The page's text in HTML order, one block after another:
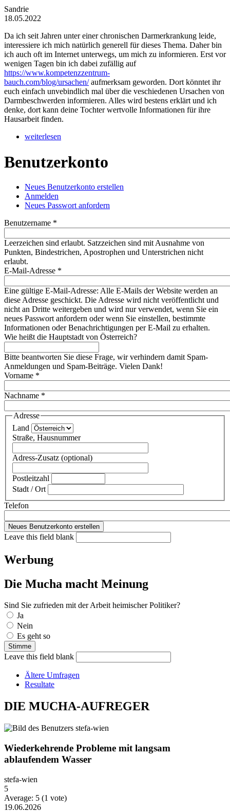
Sandrie
18.05.2022
Da ich seit Jahren unter einer chronischen Darmerkrankung leide,
interessiere ich mich natürlich generell für dieses Thema. Daher bin
ich auch oft im Internet unterwegs, um mich zu informieren. Erst vor
wenigen Tagen bin ich dabei zufällig auf
https://www.kompetenzzentrum-
bauch.com/blog/ursachen/aufmerksam geworden. Dort könntet ihr
euch einfach unvebindlich mal über die veschiedenen Ursachen von
Darmbeschwerden informieren. Alles wird bestens erklärt und ich
denke, dort kann deine Tochter wertvolle Informationen für ihre
Hausarbeit finden.
weiterlesen
Benutzerkonto
Haupt-Reiter
Neues Benutzerkonto erstellen
Anmelden
Neues Passwort anfordern
Benutzername *
Leerzeichen sind erlaubt. Satzzeichen sind mit Ausnahme von
Punkten, Bindestrichen, Apostrophen und Unterstrichen nicht
erlaubt.
E-Mail-Adresse *
Eine gültige E-Mail-Adresse: Alle E-Mails der Website werden an
diese Adresse geschickt. Die Adresse wird nicht veröffentlicht und
nicht an Dritte weitergeben und wird nur verwendet, wenn Sie ein
neues Passwort anfordern oder wenn Sie einstellen, bestimmte
Informationen oder Benachrichtigungen per E-Mail zu erhalten.
Wie heißt die Hauptstadt von Österreich?
Bitte beantworten Sie diese Frage, wir verhindern damit Spam-
Anmeldungen und Spam-Beiträge. Vielen Dank!
Vorname *
Nachname *
Adresse
Land
Straße, Hausnummer
Adress-Zusatz (optional)
Postleitzahl
Stadt / Ort
Telefon
Leave this field blank
Werbung
Die Mucha macht Meinung
Sind Sie zufrieden mit der Arbeit heimischer Politiker?
Auswahlmöglichkeiten
Ja
Nein
Es geht so
Leave this field blank
Ältere Umfragen
Resultate
DIE MUCHA-AUFREGER
Wiederkehrende Probleme mit langsam
ablaufendem Wasser
stefa-wien
5
Average: 5 (1 vote)
19.06.2026